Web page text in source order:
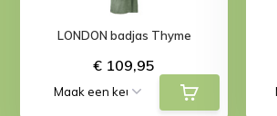
LONDON badjas Thyme
€ 109,95